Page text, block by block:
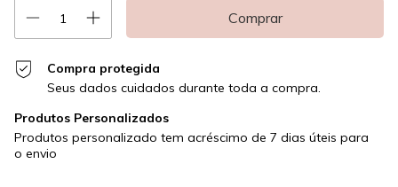
Compra protegida
Seus dados cuidados durante toda a compra.
Produtos Personalizados
Produtos personalizado tem acréscimo de 7 dias úteis para
o envio